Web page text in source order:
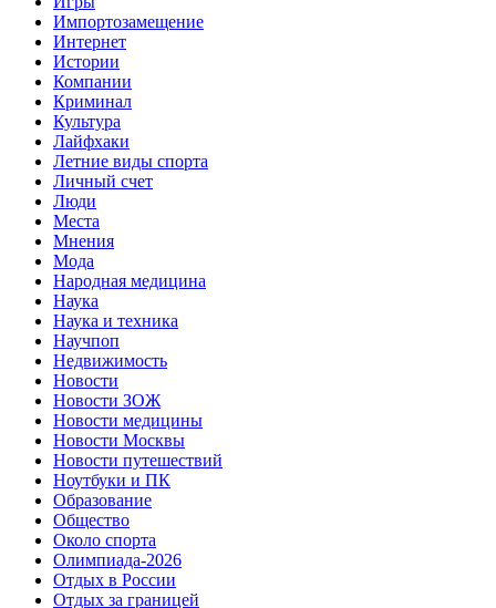
Импортозамещение
Интернет
Истории
Компании
Криминал
Культура
Лайфхаки
Летние виды спорта
Личный счет
Люди
Места
Мнения
Мода
Народная медицина
Наука
Наука и техника
Научпоп
Недвижимость
Новости
Новости ЗОЖ
Новости медицины
Новости Москвы
Новости путешествий
Ноутбуки и ПК
Образование
Общество
Около спорта
Олимпиада-2026
Отдых в России
Отдых за границей